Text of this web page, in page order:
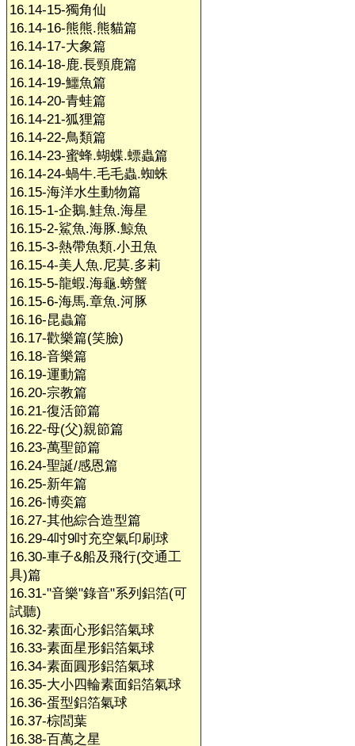
16.14-15-獨角仙
16.14-16-熊熊.熊貓篇
16.14-17-大象篇
16.14-18-鹿.長頸鹿篇
16.14-19-鱷魚篇
16.14-20-青蛙篇
16.14-21-狐狸篇
16.14-22-鳥類篇
16.14-23-蜜蜂.蝴蝶.螵蟲篇
16.14-24-蝸牛.毛毛蟲.蜘蛛
16.15-海洋水生動物篇
16.15-1-企鵝.鮭魚.海星
16.15-2-鯊魚.海豚.鯨魚
16.15-3-熱帶魚類.小丑魚
16.15-4-美人魚.尼莫.多莉
16.15-5-龍蝦.海龜.螃蟹
16.15-6-海馬.章魚.河豚
16.16-昆蟲篇
16.17-歡樂篇(笑臉)
16.18-音樂篇
16.19-運動篇
16.20-宗教篇
16.21-復活節篇
16.22-母(父)親節篇
16.23-萬聖節篇
16.24-聖誕/感恩篇
16.25-新年篇
16.26-博奕篇
16.27-其他綜合造型篇
16.29-4吋9吋充空氣印刷球
16.30-車子&船及飛行(交通工
具)篇
16.31-"音樂"錄音"系列鋁箔(可
試聽)
16.32-素面心形鋁箔氣球
16.33-素面星形鋁箔氣球
16.34-素面圓形鋁箔氣球
16.35-大小四輪素面鋁箔氣球
16.36-蛋型鋁箔氣球
16.37-棕閭葉
16.38-百萬之星